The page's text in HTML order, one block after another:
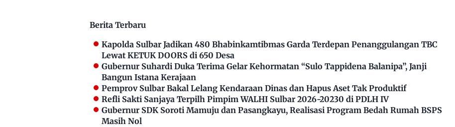
Berita Terbaru
Kapolda Sulbar Jadikan 480 Bhabinkamtibmas Garda Terdepan Penanggulangan TBC
Lewat KETUK DOORS di 650 Desa
Gubernur Suhardi Duka Terima Gelar Kehormatan “Sulo Tappidena Balanipa”, Janji
Bangun Istana Kerajaan
Pemprov Sulbar Bakal Lelang Kendaraan Dinas dan Hapus Aset Tak Produktif
Refli Sakti Sanjaya Terpilh Pimpim WALHI Sulbar 2026-20230 di PDLH IV
Gubernur SDK Soroti Mamuju dan Pasangkayu, Realisasi Program Bedah Rumah BSPS
Masih Nol